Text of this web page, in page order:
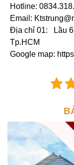
Hotline:
Email:
Địa chỉ 01: Lầu 6
Tp.HCM
Google map: